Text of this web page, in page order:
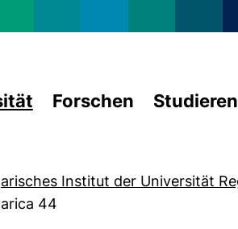
Forschen Studieren
Institut der Universität
44